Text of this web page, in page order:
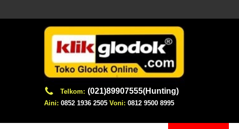
Telkom: (021)89907555(Hunting)
Aini: 0852 1936 2505 Voni: 0812 9500 8995